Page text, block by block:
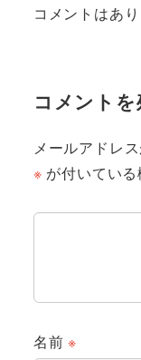
コメントはあり
コメントを
メールアドレ
※ が付いてい
名前※